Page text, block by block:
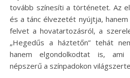
tovább színesíti a történetet. Az
és a tánc élvezetét nyújtja,
felvet a hovatartozásról, a
„Hegedűs a háztetőn” tehát
hanem elgondolkodtat is,
népszerű a színpadokon